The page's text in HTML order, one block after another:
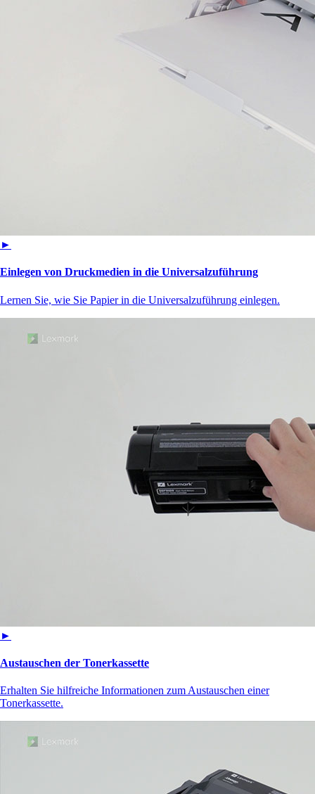
►
Einlegen von Druckmedien in die Universalzuführung
Lernen Sie, wie Sie Papier in die Universalzuführung einlegen.
►
Austauschen der Tonerkassette
Erhalten Sie hilfreiche Informationen zum Austauschen einer
Tonerkassette.